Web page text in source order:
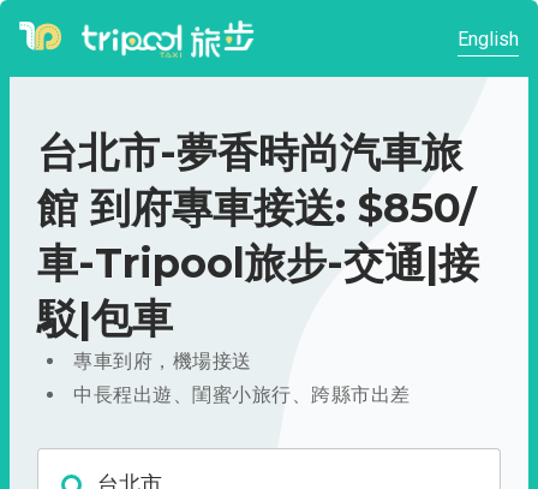
English
台北市-夢香時尚汽車旅
館 到府專車接送: $850/
車-Tripool旅步-交通|接
駁|包車
專車到府，機場接送
中長程出遊、閨蜜小旅行、跨縣市出差
台北市